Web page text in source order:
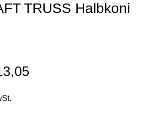
TRUSS Halbkoni